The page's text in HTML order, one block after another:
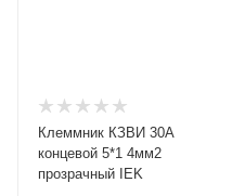
Клеммник КЗВИ 30А
концевой 5*1 4мм2
прозрачный IEK